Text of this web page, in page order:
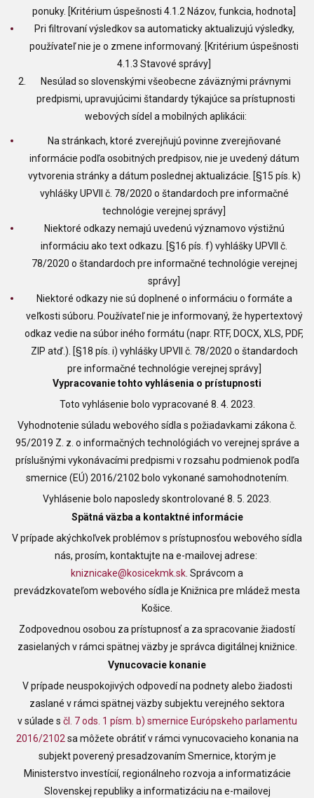
ponuky. [Kritérium úspešnosti 4.1.2 Názov, funkcia, hodnota]
Pri filtrovaní výsledkov sa automaticky aktualizujú výsledky,
používateľ nie je o zmene informovaný. [Kritérium úspešnosti
4.1.3 Stavové správy]
Nesúlad so slovenskými všeobecne záväznými právnymi
predpismi, upravujúcimi štandardy týkajúce sa prístupnosti
webových sídel a mobilných aplikácii:
Na stránkach, ktoré zverejňujú povinne zverejňované
informácie podľa osobitných predpisov, nie je uvedený dátum
vytvorenia stránky a dátum poslednej aktualizácie. [§15 pís. k)
vyhlášky UPVII č. 78/2020 o štandardoch pre informačné
technológie verejnej správy]
Niektoré odkazy nemajú uvedenú významovo výstižnú
informáciu ako text odkazu. [§16 pís. f) vyhlášky UPVII č.
78/2020 o štandardoch pre informačné technológie verejnej
správy]
Niektoré odkazy nie sú doplnené o informáciu o formáte a
veľkosti súboru. Používateľ nie je informovaný, že hypertextový
odkaz vedie na súbor iného formátu (napr. RTF, DOCX, XLS, PDF,
ZIP atď.). [§18 pís. i) vyhlášky UPVII č. 78/2020 o štandardoch
pre informačné technológie verejnej správy]
Vypracovanie tohto vyhlásenia o prístupnosti
Toto vyhlásenie bolo vypracované 8. 4. 2023.
Vyhodnotenie súladu webového sídla s požiadavkami zákona č.
95/2019 Z. z. o informačných technológiách vo verejnej správe a
príslušnými vykonávacími predpismi v rozsahu podmienok podľa
smernice (EÚ) 2016/2102 bolo vykonané samohodnotením.
Vyhlásenie bolo naposledy skontrolované 8. 5. 2023.
Spätná väzba a kontaktné informácie
V prípade akýchkoľvek problémov s prístupnosťou webového sídla
nás, prosím, kontaktujte na e-mailovej adrese:
kniznicake@kosicekmk.sk . Správcom a
prevádzkovateľom webového sídla je Knižnica pre mládež mesta
Košice
Zodpovednou osobou za prístupnosť a za spracovanie žiadostí
zasielaných v rámci spätnej väzby je správca digitálnej knižnice.
Vynucovacie konanie
V prípade neuspokojivých odpovedí na podnety alebo žiadosti
zaslané v rámci spätnej väzby subjektu verejného sektora
v súlade s čl. 7 ods. 1 písm. b) smernice Európskeho parlamentu
2016/2102 sa môžete obrátiť v rámci vynucovacieho konania na
subjekt poverený presadzovaním Smernice, ktorým je
Ministerstvo investícií, regionálneho rozvoja a informatizácie
Slovenskej republiky a informatizáciu na e-mailovej